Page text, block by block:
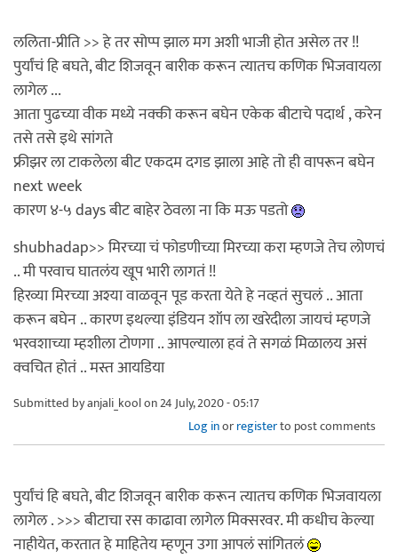
ललिता-प्रीति >> हे तर सोप्प झाल मग अशी भाजी होत असेल तर !!
पुर्यांचं हि बघते, बीट शिजवून बारीक करून त्यातच कणिक भिजवायला
लागेल ...
आता पुढच्या वीक मध्ये नक्की करून बघेन एकेक बीटाचे पदार्थ , करेन
तसे तसे इथे सांगते
फ्रीझर ला टाकलेला बीट एकदम दगड झाला आहे तो ही वापरून बघेन
next week
कारण ४-५ days बीट बाहेर ठेवला ना कि मऊ पडतो
shubhadap>> मिरच्या चं फोडणीच्या मिरच्या करा म्हणजे तेच लोणचं
.. मी परवाच घातलंय खूप भारी लागतं !!
हिरव्या मिरच्या अश्या वाळवून पूड करता येते हे नव्हतं सुचलं .. आता
करून बघेन .. कारण इथल्या इंडियन शॉप ला खरेदीला जायचं म्हणजे
भरवशाच्या म्हशीला टोणगा .. आपल्याला हवं ते सगळं मिळालय असं
क्वचित होतं .. मस्त आयडिया
Submitted byanjali_koolon 24 July, 2020 - 05:17
Log inorregisterto post comments
पुर्यांचं हि बघते, बीट शिजवून बारीक करून त्यातच कणिक भिजवायला
लागेल . >>> बीटाचा रस काढावा लागेल मिक्सरवर. मी कधीच केल्या
नाहीयेत, करतात हे माहितेय म्हणून उगा आपलं सांगितलं